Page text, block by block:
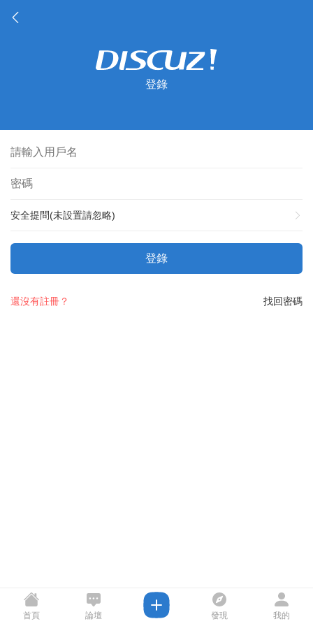
登錄
安全提問(未設置請忽略)
登錄
找回密碼
還沒有註冊？
首頁 論壇 發現 我的